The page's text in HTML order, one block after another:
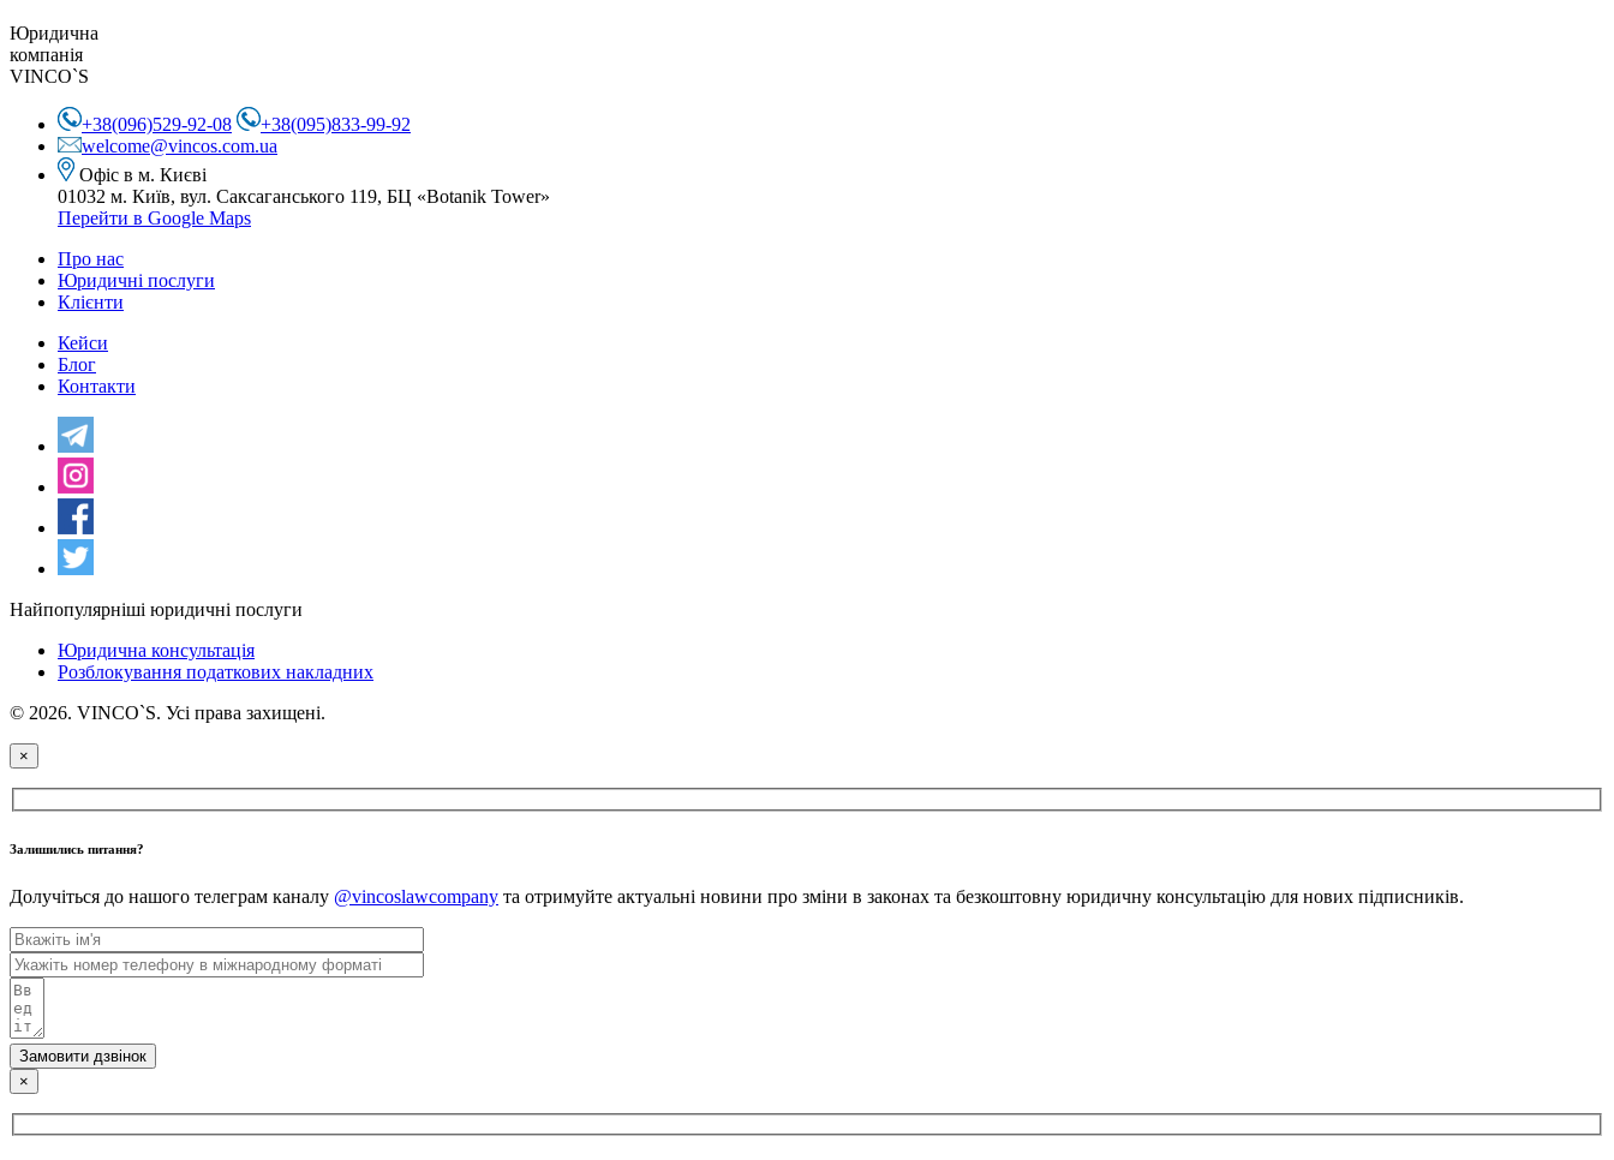
Юридична
компанія
VINCO`S
+38(096)529-92-08
+38(095)833-99-92
welcome@vincos.com.ua
Офіс в м. Києві
01032 м. Київ, вул. Саксаганського 119, БЦ «Botanik Tower»
Перейти в Google Maps
Про нас
Юридичні послуги
Клієнти
Кейси
Блог
Контакти
Найпопулярніші юридичні послуги
Юридична консультація
Розблокування податкових накладних
© 2026. VINCO`S. Усі права захищені.
×
Залишились питання?
Долучіться до нашого телеграм каналу @vincoslawcompany та отримуйте актуальні новини про зміни в законах та безкоштовну юридичну консультацію для нових підписників.
Замовити дзвінок
×